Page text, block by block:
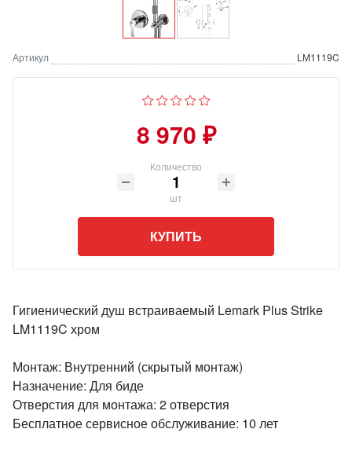
Артикул LM1119C
8 970 ₽
Количество
шт
КУПИТЬ
Гигиенический душ встраиваемый Lemark Plus Strike
LM1119C хром
Монтаж: Внутренний (скрытый монтаж)
Назначение: Для биде
Отверстия для монтажа: 2 отверстия
Бесплатное сервисное обслуживание: 10 лет